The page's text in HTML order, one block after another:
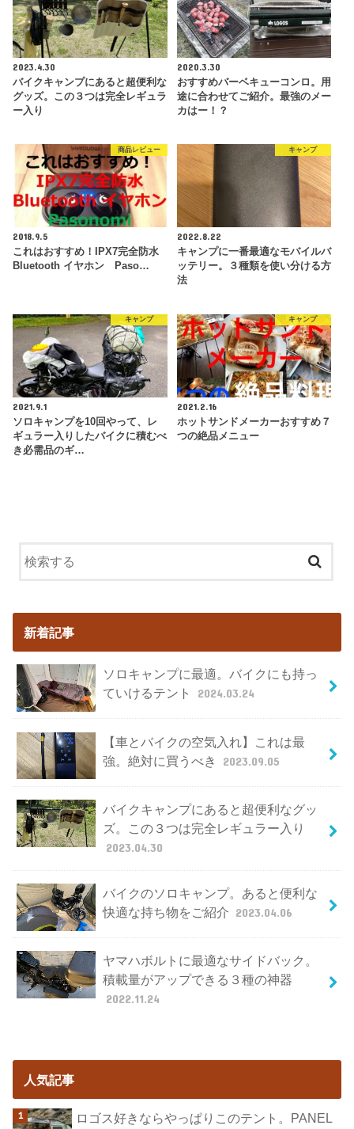
2023.4.30
バイクキャンプにあると超便利な
グッズ。この３つは完全レギュラ
ー入り
2020.3.30
おすすめバーベキューコンロ。用
途に合わせてご紹介。最強のメー
カはー！？
商品レビュー
2018.9.5
これはおすすめ！IPX7完全防水
Bluetooth イヤホン Paso…
キャンプ
2022.8.22
キャンプに一番最適なモバイルバ
ッテリー。３種類を使い分ける方
法
キャンプ
2021.9.1
ソロキャンプを10回やって、レ
ギュラー入りしたバイクに積むべ
き必需品のギ…
キャンプ
2021.2.16
ホットサンドメーカーおすすめ７
つの絶品メニュー
新着記事
ソロキャンプに最適。バイクにも持っ
ていけるテント
2024.03.24
【車とバイクの空気入れ】これは最
強。絶対に買うべき
2023.09.05
バイクキャンプにあると超便利なグッ
ズ。この３つは完全レギュラー入り
2023.04.30
バイクのソロキャンプ。あると便利な
快適な持ち物をご紹介 2023.04.06
ヤマハボルトに最適なサイドバック。
積載量がアップできる３種の神器
2022.11.24
人気記事
ロゴス好きならやっぱりこのテント。PANEL